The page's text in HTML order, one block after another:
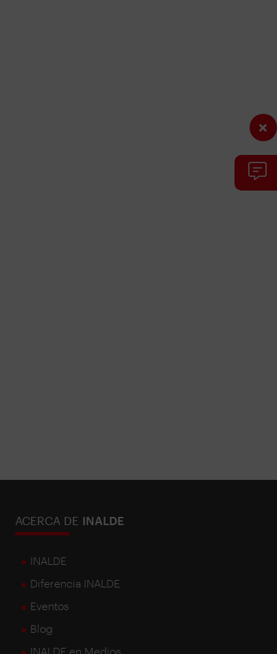
ACERCA DE INALDE
INALDE
Diferencia INALDE
Eventos
Blog
INALDE en Medios